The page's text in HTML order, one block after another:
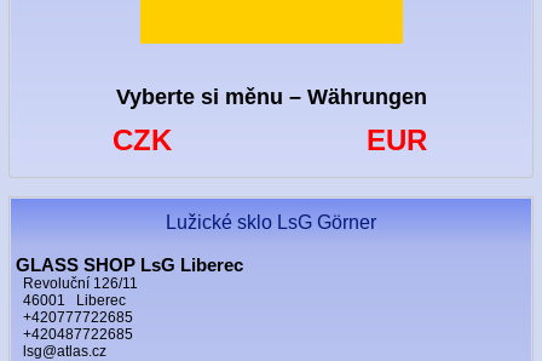
Vyberte si měnu – Währungen
CZK EUR
Lužické sklo LsG Görner
GLASS SHOP LsG Liberec
Revoluční 126/11
46001 Liberec
+420777722685
+420487722685
lsg@atlas.cz